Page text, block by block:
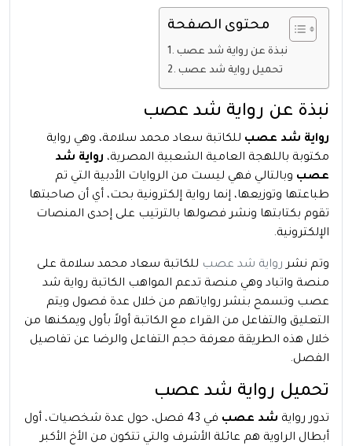
محتوى الصفحة
نبذة عن رواية شد عصب
تحميل رواية شد عصب
نبذة عن رواية شد عصب
رواية شد عصب للكاتبة سعاد محمد سلامة، وهي رواية
مكتوبة باللهجة العامية الشعبية المصرية، رواية شد
عصب وبالتالي فهي ليست من الروايات الأدبية التي تم
طباعتها وتوزيعها، إنما رواية إلكترونية بحت، أي أن صاحبتها
تقوم بكتابتها ونشر فصولها بالترتيب على إحدى المنصات
الإلكترونية.
وتم نشر رواية شد عصب للكاتبة سعاد محمد سلامة على
منصة واتباد وهي منصة تدعم المواهب الكاتبة رواية شد
عصب وتسمح بنشر رواياتهم من خلال عدة فصول ويتم
التعليق والتفاعل من القراء مع الكاتبة أولاً بأول ويمكنها من
خلال هذه الطريقة معرفة حجم التفاعل والرضا عن تفاصيل
الفصل.
تحميل رواية شد عصب
تدور رواية شد عصب
في 43 فصل، حول عدة شخصيات، أول
أبطال الراوية هم عائلة الأشرف والتي تتكون من الأخ الأكبر